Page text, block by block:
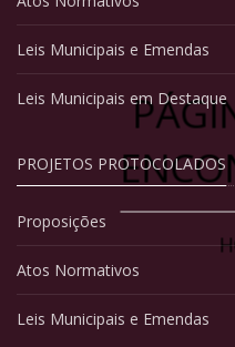
Leis Municipais e Emendas
Leis Municipais em Destaque
PROJETOS PROTOCOLADOS
Proposições
Atos Normativos
Leis Municipais e Emendas